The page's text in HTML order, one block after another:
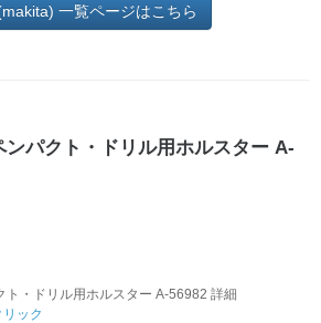
一覧ページはこちら
パクト・ドリル用ホルスター A-
ト・ドリル用ホルスター A-56982 詳細
ック